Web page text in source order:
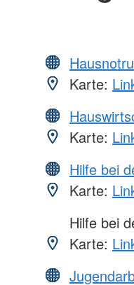
Karte:
Karte:
Hilfe bei
Karte:
Hilfe bei
Karte: